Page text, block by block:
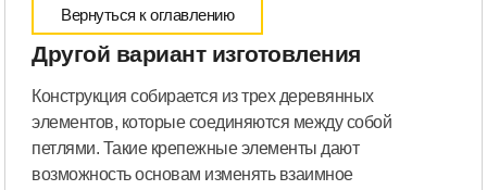
Вернуться к оглавлению
Другой вариант изготовления
Конструкция собирается из трех деревянных
элементов, которые соединяются между собой
петлями. Такие крепежные элементы дают
возможность основам изменять взаимное